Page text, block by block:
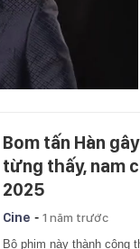
Bom tấn Hàn
từng thấy, nam
2025
Cine - 1 năm trước
Bộ phim này thành công